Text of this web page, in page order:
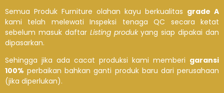
Semua Produk Furniture olahan kayu berkualitas grade A
kami telah melewati Inspeksi tenaga QC secara ketat
sebelum masuk daftar Listing produkyang siap dipakai dan
dipasarkan.
Sehingga jika ada cacat produksi kami memberi garansi
100% perbaikan bahkan ganti produk baru dari perusahaan
(jika diperlukan).